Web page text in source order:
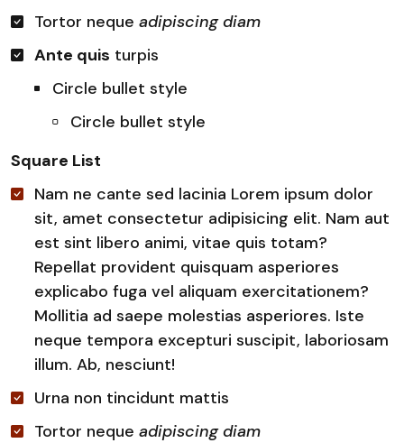
Tortor neque adipiscing diam
Ante quis turpis
Circle bullet style
Circle bullet style
Square List
Nam ne cante sed lacinia Lorem ipsum dolor
sit, amet consectetur adipisicing elit. Nam aut
est sint libero animi, vitae quis totam?
Repellat provident quisquam asperiores
explicabo fuga vel aliquam exercitationem?
Mollitia ad saepe molestias asperiores. Iste
neque tempora excepturi suscipit, laboriosam
illum. Ab, nesciunt!
Urna non tincidunt mattis
Tortor neque adipiscing diam